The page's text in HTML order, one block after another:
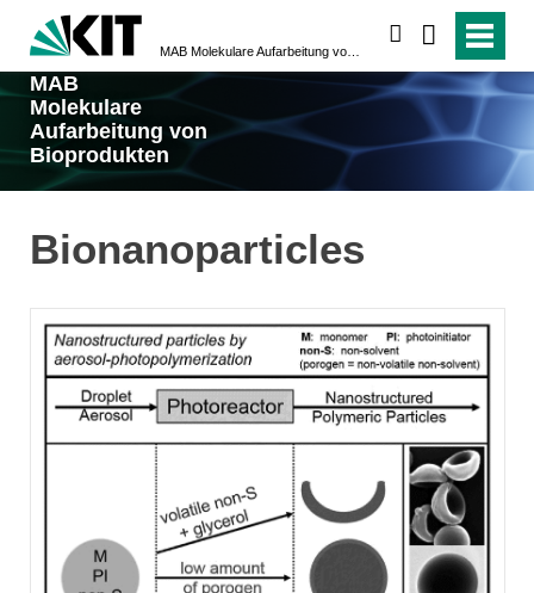
MAB
Molekulare
Aufarbeitung von
Bioprodukten
Bionanoparticles